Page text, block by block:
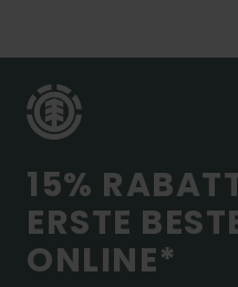
15%
ERSTE
ONLINE*